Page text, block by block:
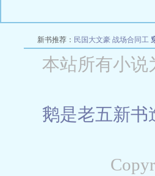
新书推荐： 民国大文豪 战场合同工
本站所有小说
鹅是老五新书